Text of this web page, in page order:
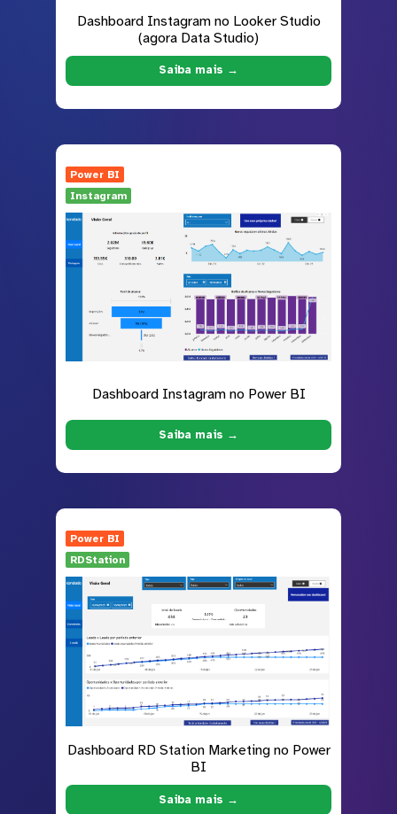
Dashboard Instagram no Looker Studio
(agora Data Studio)
Saiba mais →
Power BI
Instagram
Dashboard Instagram no Power BI
Saiba mais →
Power BI
RDStation
Dashboard RD Station Marketing no Power
BI
Saiba mais →